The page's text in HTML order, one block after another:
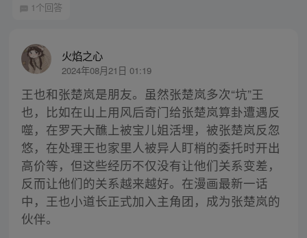
1个回答
火焰之心
2024年08月21日 01:19
王也和张楚岚是朋友。虽然张楚岚多次“坑”王
也，比如在山上用风后奇门给张楚岚算卦遭遇反
噬，在罗天大醮上被宝儿姐活埋，被张楚岚反忽
悠，在处理王也家里人被异人盯梢的委托时开出
高价等，但这些经历不仅没有让他们关系变差，
反而让他们的关系越来越好。在漫画最新一话
中，王也小道长正式加入主角团，成为张楚岚的
伙伴。